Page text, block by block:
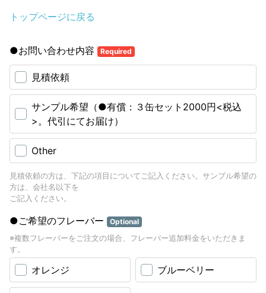
トップページに戻る
●お問い合わせ内容 Required
見積依頼
サンプル希望（●有償：３缶セット2000円<税込
>。代引にてお届け）
Other
見積依頼の方は、下記の項目についてご記入ください。サンプル希望の
方は、会社名以下を
ご記入ください。
●ご希望のフレーバー Optional
※複数フレーバーをご注文の場合、フレーバー追加料金をいただきま
す。
オレンジ ブルーベリー